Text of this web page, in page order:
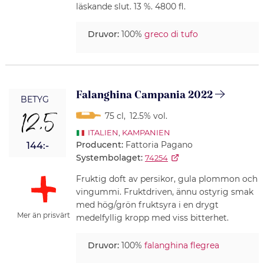
läskande slut. 13 %. 4800 fl.
Druvor:100% greco di tufo
BETYG
12,5
144:-
Mer än prisvärt
Falanghina Campania 2022
75 cl, 12.5% vol.
ITALIEN KAMPANIEN
Producent: Fattoria Pagano
Systembolaget: 74254
Fruktig doft av persikor, gula plommon och
vingummi. Fruktdriven, ännu ostyrig smak
med hög/grön fruktsyra i en drygt
medelfyllig kropp med viss bitterhet.
Druvor:100% falanghina flegrea